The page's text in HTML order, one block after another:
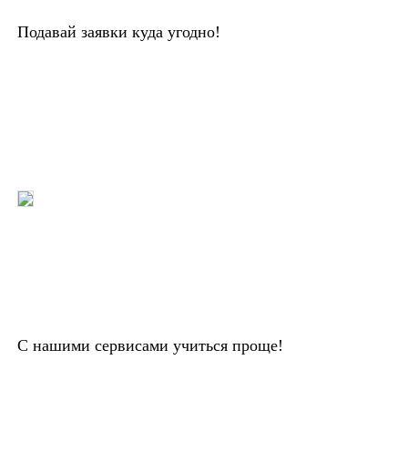
Подавай заявки куда угодно!
С нашими сервисами учиться проще!